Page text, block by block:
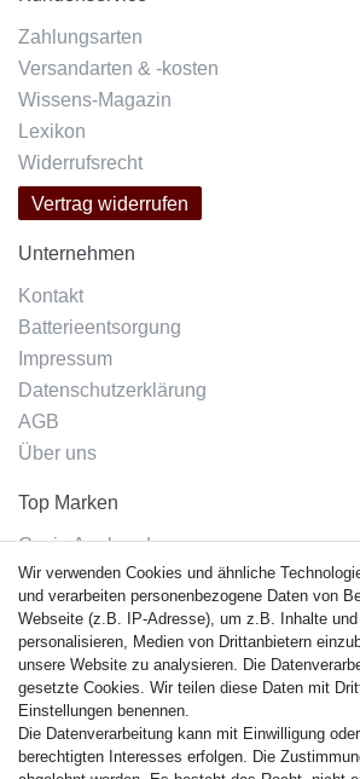
Zahlungsarten
Versandarten & -kosten
Wissens-Magazin
Lexikon
Widerrufsrecht
Vertrag widerrufen
Unternehmen
Kontakt
Batterieentsorgung
Impressum
Datenschutzerklärung
AGB
Über uns
Top Marken
Casio Armband
Festina Armband
Citizen Armband
M. Lacroix Armband
J. Lemans Armband
Uhrenarmbänder - Alle
Sicherheit
Wir verwenden Cookies und ähnliche
und verarbeiten personenbezogene Daten von
Webseite (z.B. IP-Adresse), um z.B. Inhalte
personalisieren, Medien von Drittanbietern
unsere Website zu analysieren. Die
gesetzte Cookies. Wir teilen diese Daten mit
Einstellungen benennen.
Die Datenverarbeitung kann mit Einwilligung
berechtigten Interesses erfolgen. Die